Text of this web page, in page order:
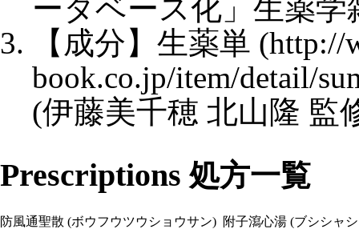
ータベース化」生薬学
【成分】 生薬単
(伊藤美千穂 北山隆 監
Prescriptions 処方一覧
防風通聖散 (ボウフウツウショウサン) 附子瀉心湯 (ブシシャ